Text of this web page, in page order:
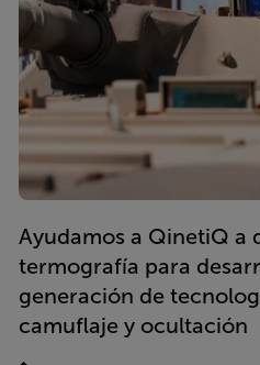
Ayudamos a QinetiQ a
termografía para
generación de
camuflaje y ocultación